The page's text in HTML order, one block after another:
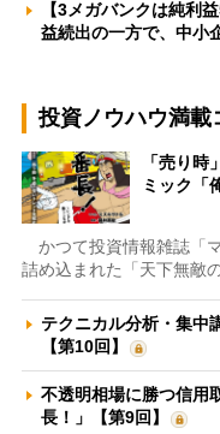
【3メガバンクは純利
益続出の一方で、中小
投資ノウハウ満載
「売り
ミック「
かつて投資情報雑誌「
詰め込まれた「天下無敵
テクニカル分析・集中
【第10回】
不透明相場に勝つ信
長！」【第9回】